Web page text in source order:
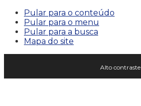
Pular para o conteúdo
Pular para o menu
Pular para a busca
Mapa do site
Alto contraste